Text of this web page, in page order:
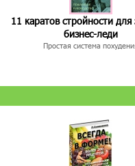
11 каратов стройности для
бизнес-леди
Простая система